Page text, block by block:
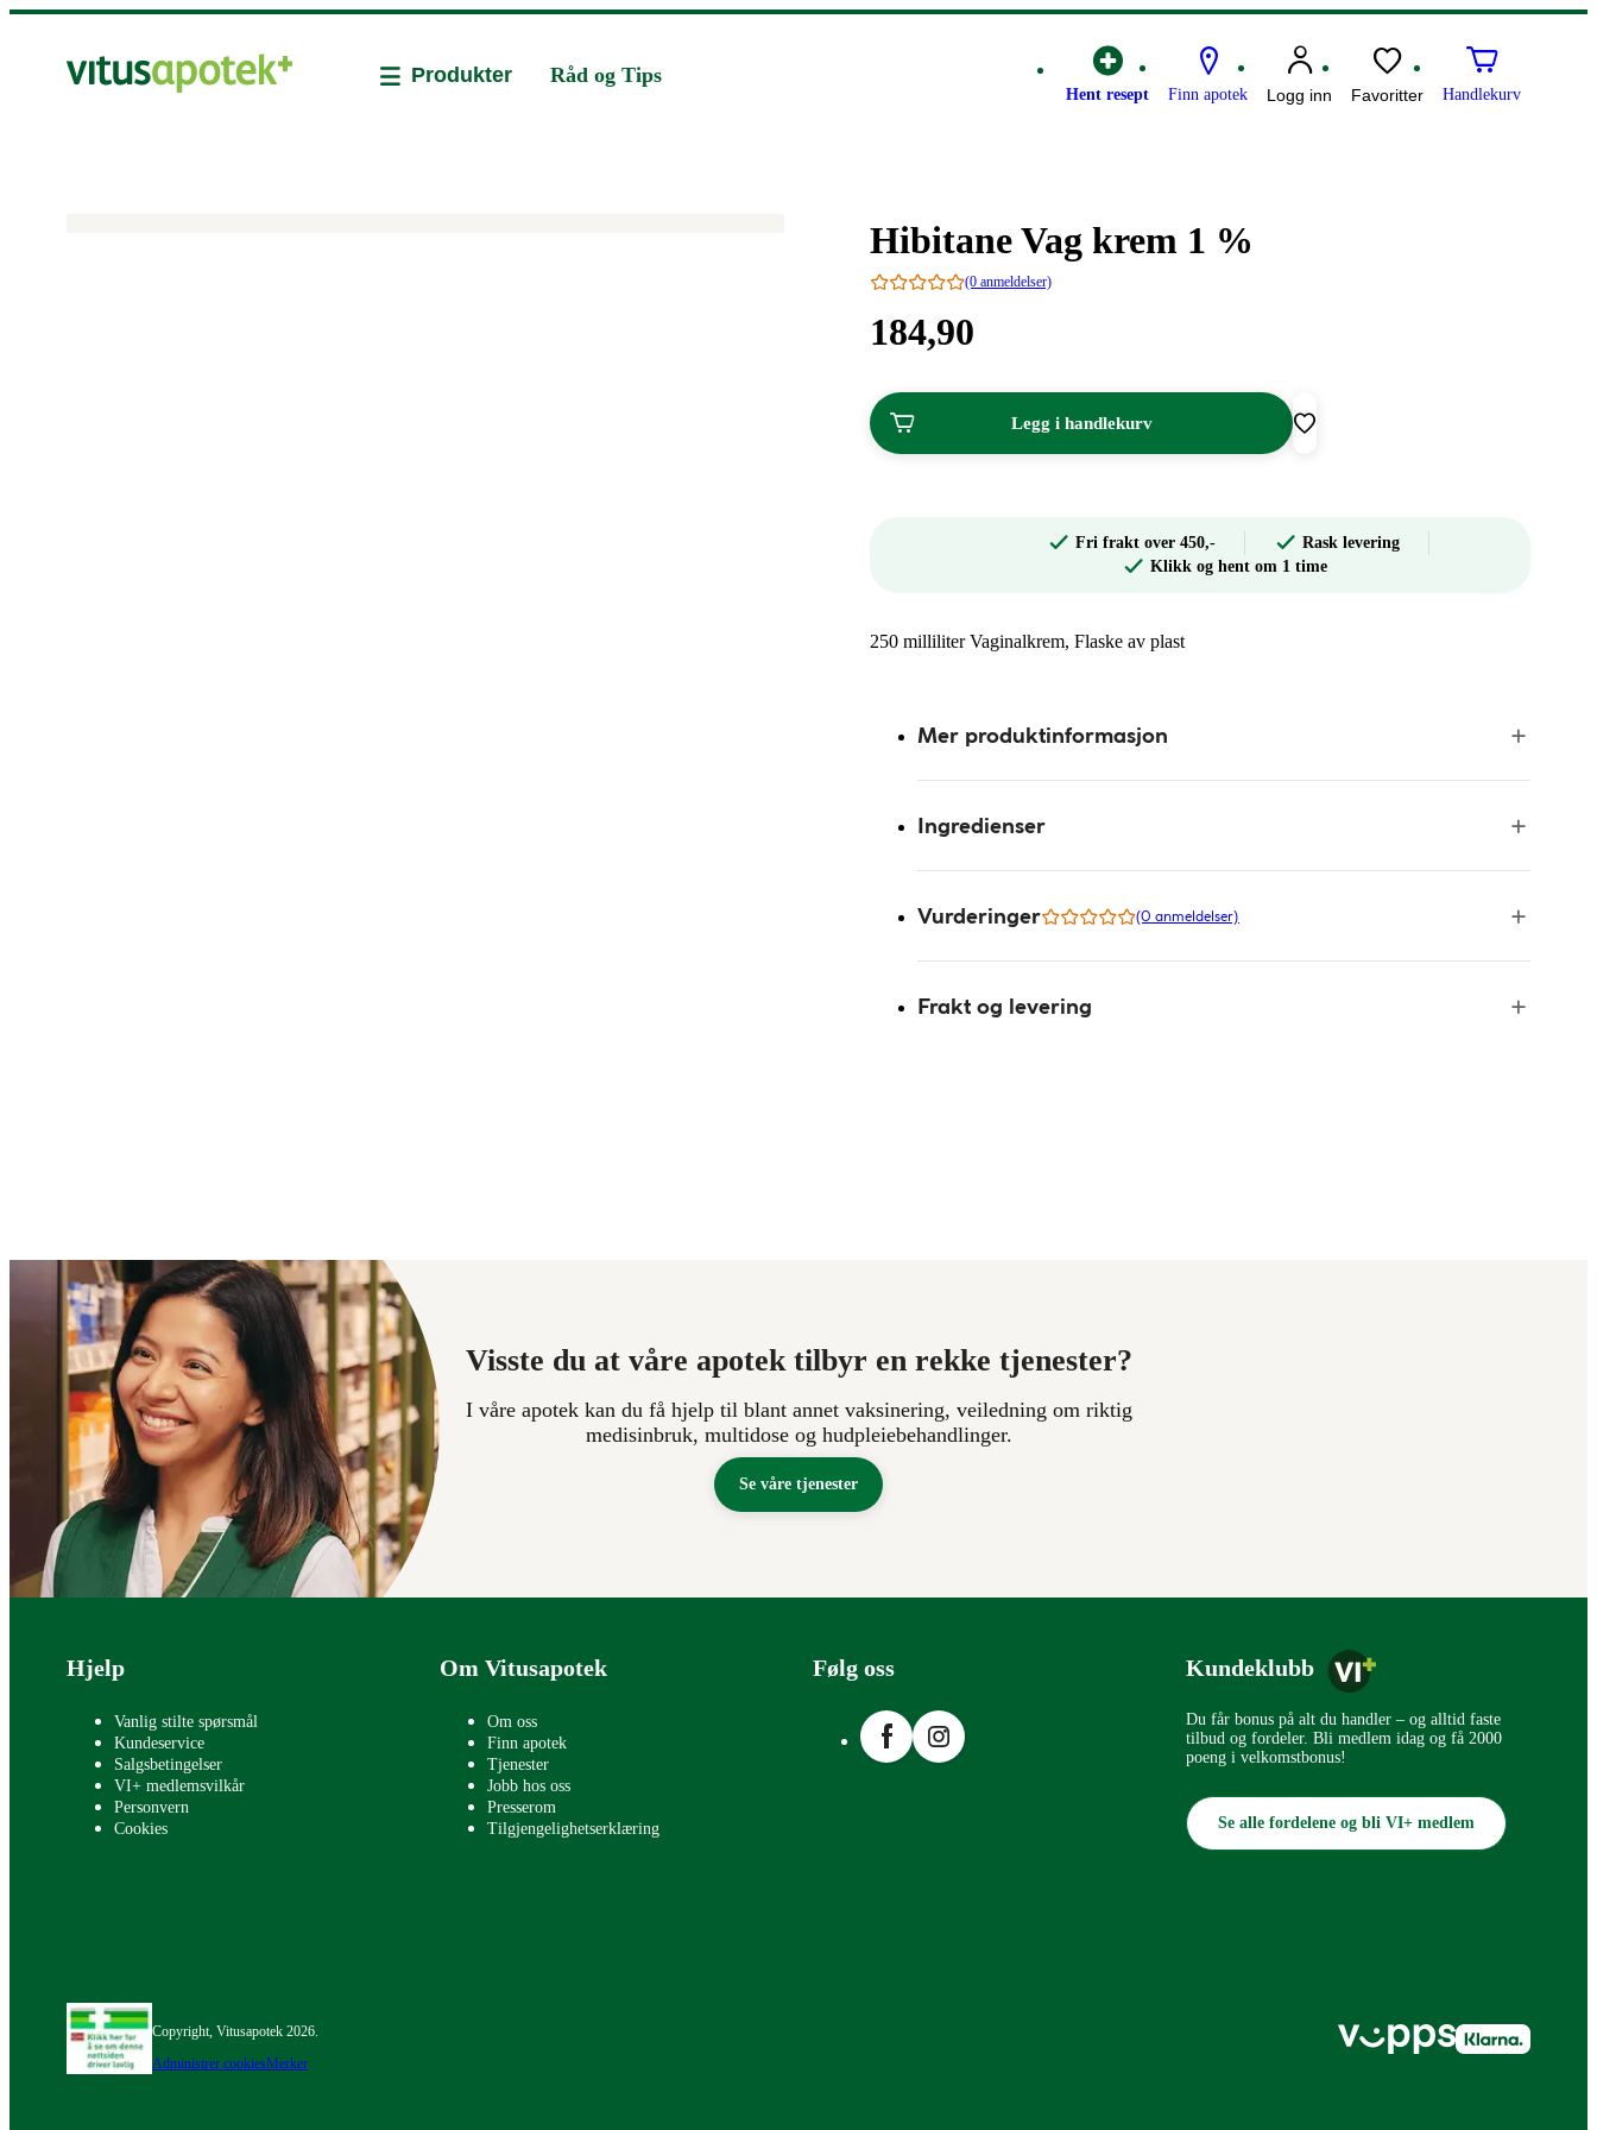
Hent resept Finn apotek Logg inn Favoritter Handlekurv
Produkter Råd og Tips
Merke:
Hibitane Vag krem 1 %
(0 anmeldelser)
Pris:
kroner.
184,90
Legg i handlekurv
Fri frakt over 450,-
Rask levering
Klikk og hent om 1 time
250 milliliter Vaginalkrem, Flaske av plast
Mer produktinformasjon
Ingredienser
Vurderinger (0 anmeldelser)
Frakt og levering
Visste du at våre apotek tilbyr en rekke tjenester?
I våre apotek kan du få hjelp til blant annet vaksinering, veiledning om riktig
medisinbruk, multidose og hudpleiebehandlinger.
Se våre tjenester
Bunntekst
Hjelp
Vanlig stilte spørsmål
Kundeservice
Salgsbetingelser
VI+ medlemsvilkår
Personvern
Cookies
Om Vitusapotek
Om oss
Finn apotek
Tjenester
Jobb hos oss
Presserom
Tilgjengelighetserklæring
Følg oss
FacebookInstagram
Kundeklubb
Du får bonus på alt du handler – og alltid faste
tilbud og fordeler. Bli medlem idag og få 2000
poeng i velkomstbonus!
Se alle fordelene og bli VI+ medlem
Copyright, Vitusapotek 2026.
Administrer cookiesMerker